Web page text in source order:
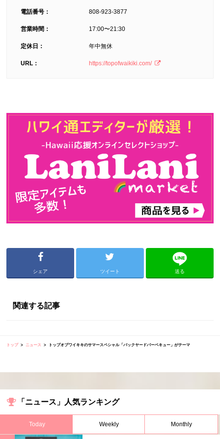
電話番号： 808-923-3877
営業時間： 17:00〜21:30
定休日： 年中無休
URL： https://topofwaikiki.com/
シェア ツイート 送る
関連する記事
トップ ニュース トップオブワイキキのサマースペシャル「バックヤードバーベキュー」がテーマ
「ニュース」人気ランキング
Today Weekly Monthly